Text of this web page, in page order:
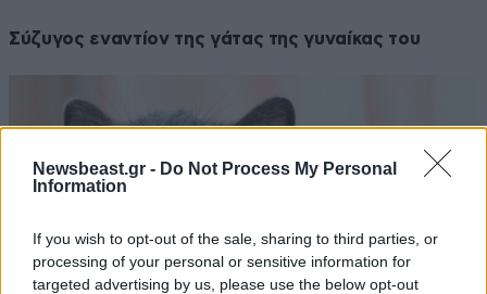
Newsbeast.gr - Do Not Process My Personal
Information
If you wish to opt-out of the sale, sharing to third parties, or
processing of your personal or sensitive information for
targeted advertising by us, please use the below opt-out
Σύζυγος εναντίον της γάτας της γυναίκας του